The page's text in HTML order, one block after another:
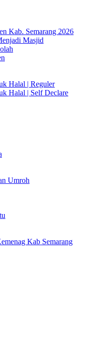
Kab. Semarang 2026
Masjid
Halal | Reguler
Halal | Self Declare
Umroh
Kab Semarang